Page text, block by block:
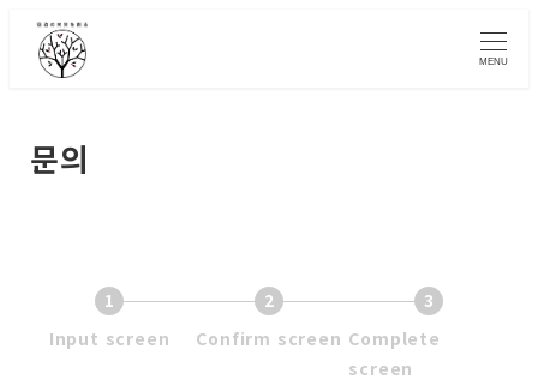
Skip
main
MENU
문의
1
Input screen This
2
Confirm screen This
is
3
Complete
screen